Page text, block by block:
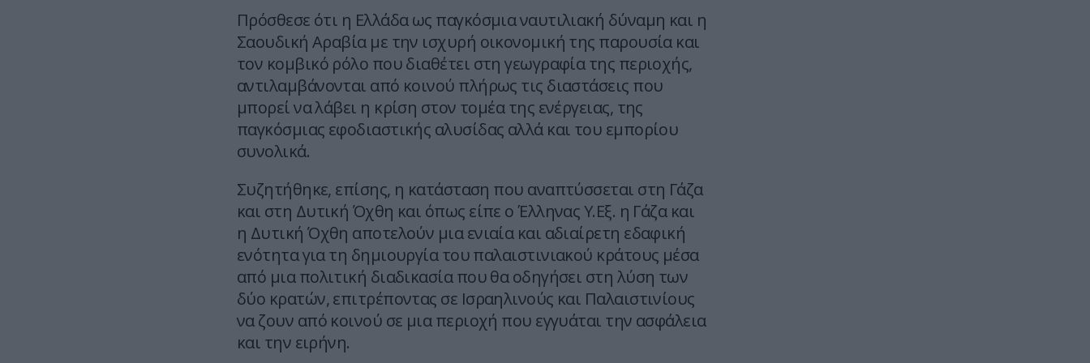
Πρόσθεσε ότι η Ελλάδα ως παγκόσμια ναυτιλιακή δύναμη και η
Σαουδική Αραβία με την ισχυρή οικονομική της παρουσία και
τον κομβικό ρόλο που διαθέτει στη γεωγραφία της περιοχής,
αντιλαμβάνονται από κοινού πλήρως τις διαστάσεις που
μπορεί να λάβει η κρίση στον τομέα της ενέργειας, της
παγκόσμιας εφοδιαστικής αλυσίδας αλλά και του εμπορίου
συνολικά.
Συζητήθηκε, επίσης, η κατάσταση που αναπτύσσεται στη Γάζα
και στη Δυτική Όχθη και όπως είπε ο Έλληνας Υ.Εξ. η Γάζα και
η Δυτική Όχθη αποτελούν μια ενιαία και αδιαίρετη εδαφική
ενότητα για τη δημιουργία του παλαιστινιακού κράτους μέσα
από μια πολιτική διαδικασία που θα οδηγήσει στη λύση των
δύο κρατών, επιτρέποντας σε Ισραηλινούς και Παλαιστινίους
να ζουν από κοινού σε μια περιοχή που εγγυάται την ασφάλεια
και την ειρήνη.